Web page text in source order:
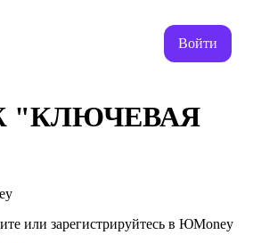
Войти
"КЛЮЧЕВАЯ
или зарегистрируйтесь в ЮMoney